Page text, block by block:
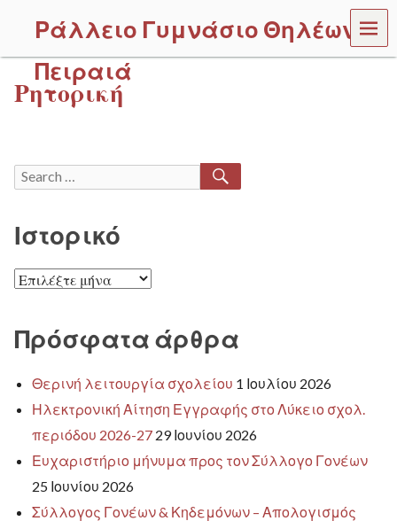
Ράλλειο Γυμνάσιο Θηλέων
Πειραιά
MEN
U
Ρητορική
Search
Ιστορικό
Ιστορικό
Πρόσφατα άρθρα
Θερινή λειτουργία σχολείου 1 Ιουλίου 2026
Ηλεκτρονική Αίτηση Εγγραφής στο Λύκειο σχολ.
περιόδου 2026-27 29 Ιουνίου 2026
Ευχαριστήριο μήνυμα προς τον Σύλλογο Γονέων
25 Ιουνίου 2026
Σύλλογος Γονέων & Κηδεμόνων – Απολογισμός